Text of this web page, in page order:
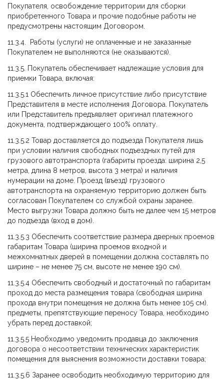
Покупателя, освобождение территории для сборки
приобретенного Товара и прочие подобные работы не
предусмотрены настоящим Договором.
11.3.4. Работы (услуги) не оплаченные и не заказанные
Покупателем не выполняются (не оказываются).
11.3.5. Покупатель обеспечивает надлежащие условия для
приемки Товара, включая:
11.3.5.1 Обеспечить личное присутствие либо присутствие
Представителя в месте исполнения Договора. Покупатель
или Представитель предъявляет оригинал платежного
документа, подтверждающего 100% оплату.
11.3.5.2 Товар доставляется до подъезда Покупателя лишь
при условии наличия свободных подъездных путей для
грузового автотранспорта (габариты проезда: ширина 2,5
метра, длина 8 метров, высота 3 метра) и наличия
нумерации на доме. Проезд (въезд) грузового
автотранспорта на охраняемую территорию должен быть
согласован Покупателем со службой охраны заранее.
Место выгрузки Товара должно быть не далее чем 15 метров
до подъезда (вход в дом).
11.3.5.3 Обеспечить соответствие размера дверных проемов
габаритам Товара (ширина проемов входной и
межкомнатных дверей в помещении должна составлять по
ширине – не менее 75 см, высоте не менее 190 см).
11.3.5.4 Обеспечить свободный и достаточный по габаритам
проход до места размещения товара (свободная ширина
прохода внутри помещения не должна быть менее 105 см).
предметы, препятствующие переносу Товара, необходимо
убрать перед доставкой;
11.3.5.5 Необходимо уведомить продавца до заключения
договора о несоответствии технических характеристик
помещения для выяснения возможности доставки товара;
11.3.5.6 Заранее освободить необходимую территорию для